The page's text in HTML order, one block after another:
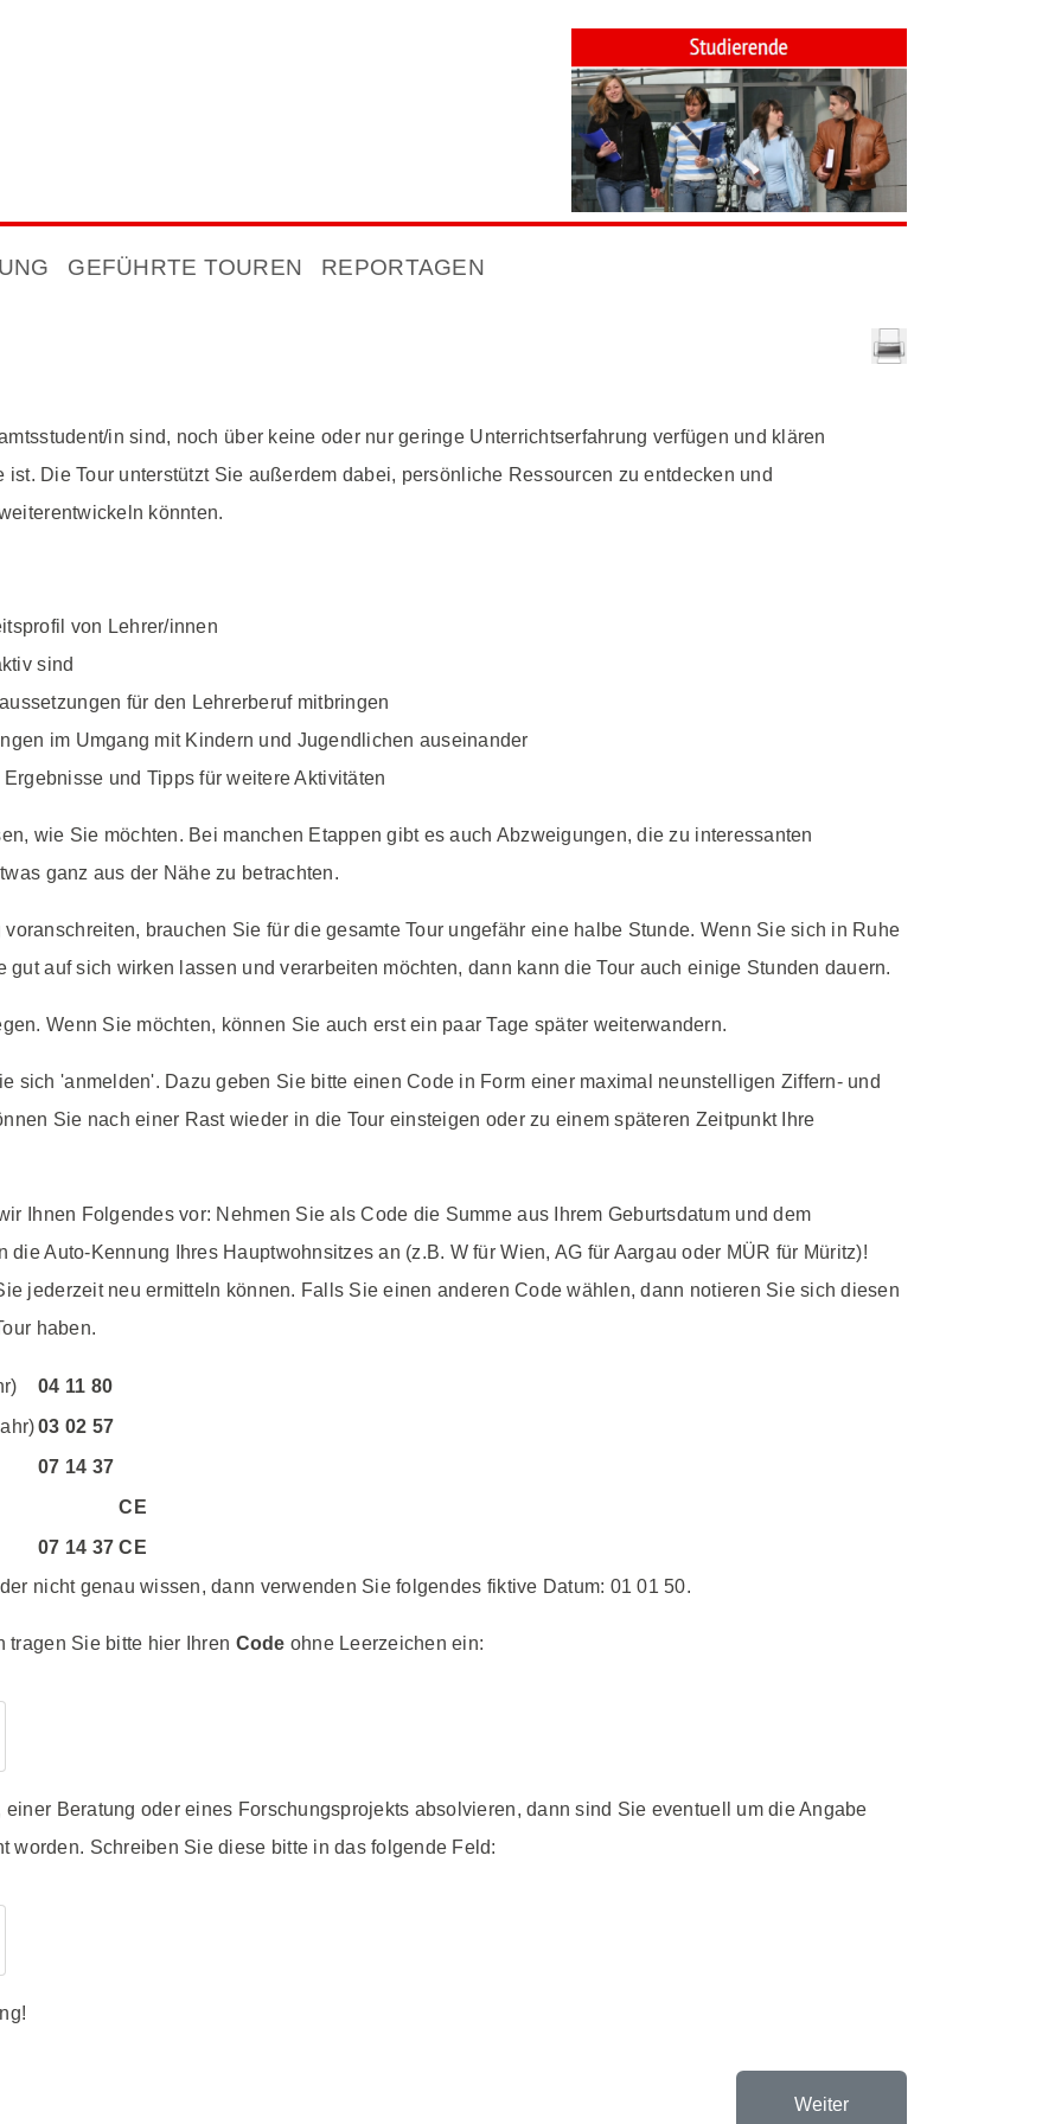
GEFÜHRTE TOUREN REPORTAGEN
in sind, noch über keine oder nur geringe Unterrichtserfahrung verfügen und klären
Die Tour unterstützt Sie außerdem dabei, persönliche Ressourcen zu entdecken und
könnten.
von Lehrer/innen
sind
für den Lehrerberuf mitbringen
im Umgang mit Kindern und Jugendlichen auseinander
und Tipps für weitere Aktivitäten
wie Sie möchten. Bei manchen Etappen gibt es auch Abzweigungen, die zu interessanten
ganz aus der Nähe zu betrachten.
brauchen Sie für die gesamte Tour ungefähr eine halbe Stunde. Wenn Sie sich in Ruhe
auf sich wirken lassen und verarbeiten möchten, dann kann die Tour auch einige Stunden dauern.
Wenn Sie möchten, können Sie auch erst ein paar Tage später weiterwandern.
sich 'anmelden'. Dazu geben Sie bitte einen Code in Form einer maximal neunstelligen Ziffern- und
Sie nach einer Rast wieder in die Tour einsteigen oder zu einem späteren Zeitpunkt Ihre
Ihnen Folgendes vor: Nehmen Sie als Code die Summe aus Ihrem Geburtsdatum und dem
Auto-Kennung Ihres Hauptwohnsitzes an (z.B. W für Wien, AG für Aargau oder MÜR für Müritz)!
jederzeit neu ermitteln können. Falls Sie einen anderen Code wählen, dann notieren Sie sich diesen
haben.
04 11 80
03 02 57
07 14 37
CE
07 14 37 CE
nicht genau wissen, dann verwenden Sie folgendes fiktive Datum: 01 01 50.
tragen Sie bitte hier Ihren Code ohne Leerzeichen ein:
Beratung oder eines Forschungsprojekts absolvieren, dann sind Sie eventuell um die Angabe
worden. Schreiben Sie diese bitte in das folgende Feld: